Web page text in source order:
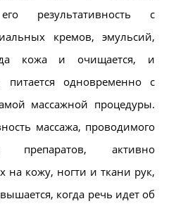
результативность с
кремов, эмульсий,
кожа и очищается, и
питается одновременно с
массажной процедуры.
массажа, проводимого
активно
на кожу, ногти и ткани рук,
когда речь идет об